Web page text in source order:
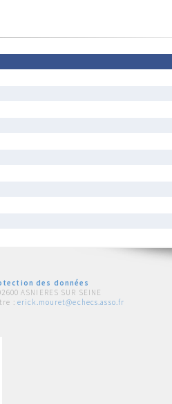
des données
ASNIERES SUR SEINE
: erick.mouret@echecs.asso.fr